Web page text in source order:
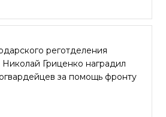
реготделения
Гриценко наградил
за помощь фронту